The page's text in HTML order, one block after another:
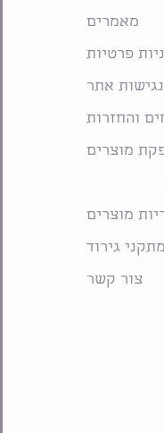
מאמרים
פרטיות
אתר
והחזרות
מוצרים
מוצרים
גירוד
צור קשר